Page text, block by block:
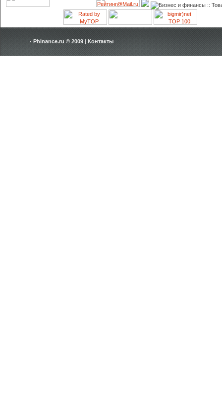
Phinance.ru © 2009 | Контакты